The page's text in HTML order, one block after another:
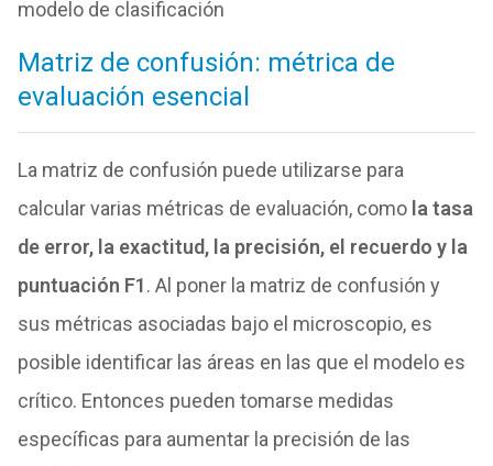
Matriz de confusión: métrica de
evaluación esencial
La matriz de confusión puede utilizarse para
calcular varias métricas de evaluación, comola tasa
de error, la exactitud, la precisión, el recuerdo y la
puntuación F1. Al poner la matriz de confusión y
sus métricas asociadas bajo el microscopio, es
posible identificar las áreas en las que el modelo es
crítico. Entonces pueden tomarse medidas
específicas para aumentar la precisión de las